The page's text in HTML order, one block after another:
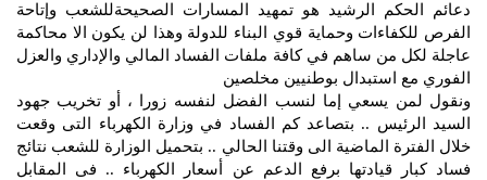
دعائم الحكم الرشيد هو تمهيد المسارات الصحيحةللشعب وإتاحة
الفرص للكفاءات وحماية قوي البناء للدولة وهذا لن يكون الا محاكمة
عاجلة لكل من ساهم في كافة ملفات الفساد المالي والإداري والعزل
الفوري مع استبدال بوطنيين مخلصين
ونقول لمن يسعي إما لنسب الفضل لنفسه زورا ، أو تخريب جهود
السيد الرئيس .. بتصاعد كم الفساد في وزارة الكهرباء التى وقعت
خلال الفترة الماضية الى وقتنا الحالي .. بتحميل الوزارة للشعب نتائج
فساد كبار قيادتها برفع الدعم عن أسعار الكهرباء .. فى المقابل